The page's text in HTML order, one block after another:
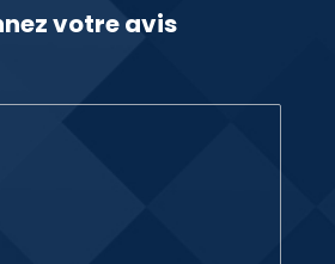
votre avis